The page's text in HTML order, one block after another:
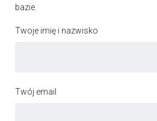
bazie.
Twoje imię i nazwisko
Twój email